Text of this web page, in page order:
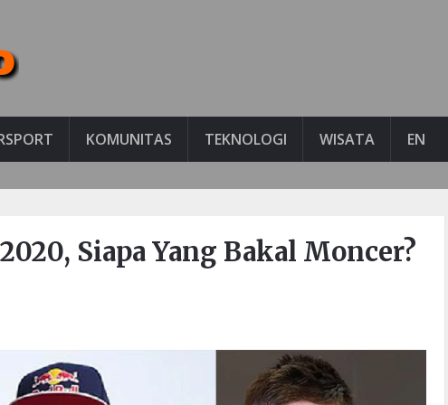
KOMUNITAS TEKNOLOGI WISATA EN
Siapa Yang Bakal Moncer?